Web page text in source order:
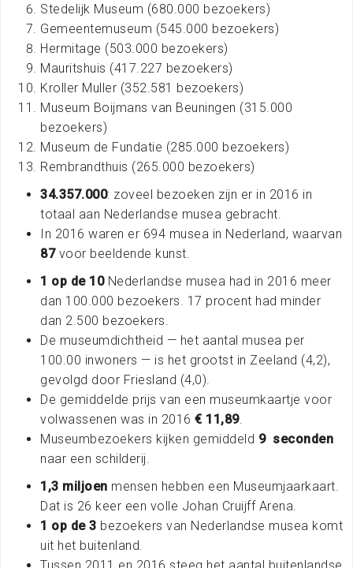
Stedelijk Museum (680.000 bezoekers)
Gemeentemuseum (545.000 bezoekers)
Hermitage (503.000 bezoekers)
Mauritshuis (417.227 bezoekers)
Kroller Muller (352.581 bezoekers)
Museum Boijmans van Beuningen (315.000
bezoekers)
Museum de Fundatie (285.000 bezoekers)
Rembrandthuis (265.000 bezoekers)
34.357.000: zoveel bezoeken zijn er in 2016 in
totaal aan Nederlandse musea gebracht.
In 2016 waren er 694 musea in Nederland, waarvan
87voor beeldende kunst.
1 op de 10Nederlandse musea had in 2016 meer
dan 100.000 bezoekers. 17 procent had minder
dan 2.500 bezoekers.
De museumdichtheid — het aantal musea per
100.00 inwoners — is het grootst in Zeeland (4,2),
gevolgd door Friesland (4,0).
De gemiddelde prijs van een museumkaartje voor
volwassenen was in 2016 € 11,89.
Museumbezoekers kijken gemiddeld 9 seconden
naar een schilderij.
1,3 miljoen mensen hebben een Museumjaarkaart.
Dat is 26 keer een volle Johan Cruijff Arena.
1 op de 3 bezoekers van Nederlandse musea komt
uit het buitenland.